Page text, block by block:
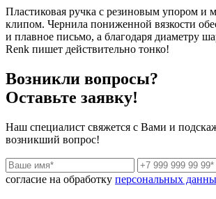
Пластиковая ручка с резиновым упором и
клипом. Чернила пониженной вязкости
и плавное письмо, а благодаря диаметру
Renk пишет действительно тонко!
Возникли вопросы?
Оставьте заявку!
Наш специалист свяжется с Вами и
возникший вопрос!
согласие на обработку персональных